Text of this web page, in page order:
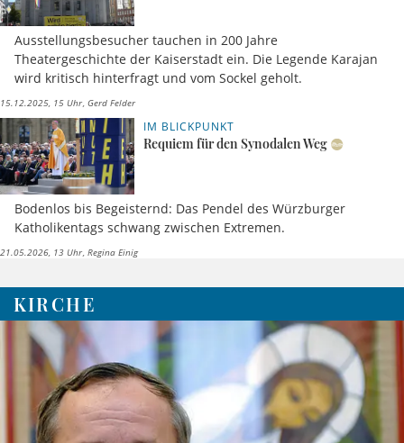
Ausstellungsbesucher tauchen in 200 Jahre
Theatergeschichte der Kaiserstadt ein. Die Legende Karajan
wird kritisch hinterfragt und vom Sockel geholt.
15.12.2025, 15 Uhr Gerd Felder
IM BLICKPUNKT
Requiem für den Synodalen Weg
Bodenlos bis Begeisternd: Das Pendel des Würzburger
Katholikentags schwang zwischen Extremen.
21.05.2026, 13 Uhr Regina Einig
KIRCHE